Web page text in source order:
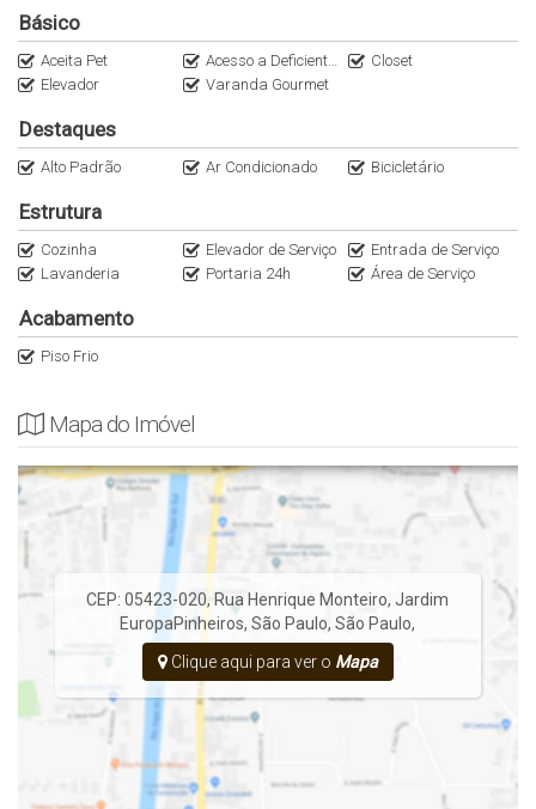
Pinheiros, São Paulo - SP
4 Suítes
Metragem 245 m²
3 Vagas
Imobiliária Italiana Consultoria de Imóveis, apartamentos de alto
padrão, nos melhores endereços de São Paulo/SP.
Preço e disponibilidade do imóvel sujeitos a alteração sem aviso
prévio.
Básico
Aceita Pet Acesso a Deficientes
Closet
Elevador
Varanda Gourmet
Destaques
Alto Padrão Ar Condicionado Bicicletário
Estrutura
Cozinha Elevador de Serviço
Entrada de Serviço
Lavanderia
Portaria 24h Área de Serviço
Acabamento
Piso Frio
Mapa do Imóvel
CEP: 05423-020, Rua Henrique Monteiro,Jardim
EuropaPinheiros,São Paulo,São Paulo,
Clique aqui para ver o Mapa